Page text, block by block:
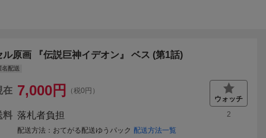
ル原画 『伝説巨神イデオン』 ベス (第1話)
名配送
在 7,000円 （税0円）
料 落札者負担
配送方法 おてがる配送ゆうパック 配送方法一覧
2